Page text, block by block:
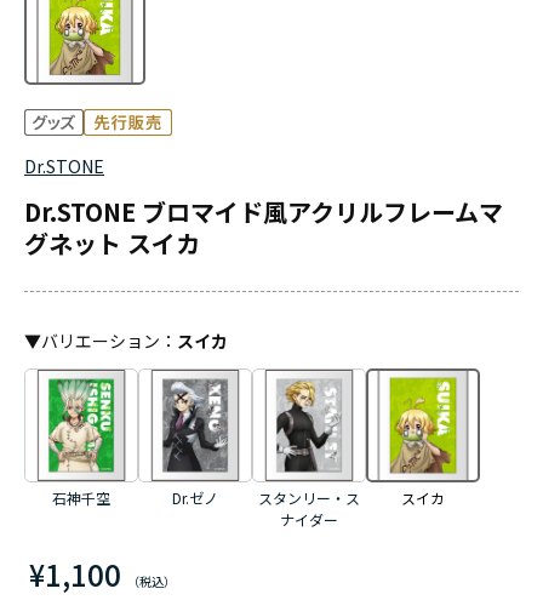
Dr.STONE
Dr.STONE ブロマイド風アクリルフレームマ
グネット スイカ
¥1,100
▼バリエーション ： スイカ
石神千空 Dr.ゼノ
スタンリー・ス
ナイダー
スイカ